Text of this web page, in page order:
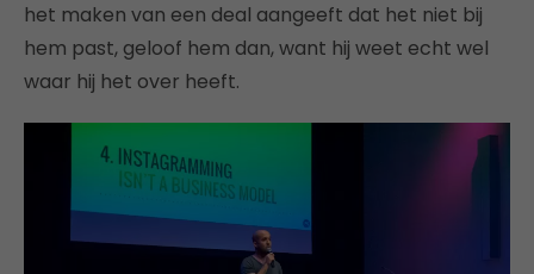
het maken van een deal aangeeft dat het niet bij
hem past, geloof hem dan, want hij weet echt wel
waar hij het over heeft.